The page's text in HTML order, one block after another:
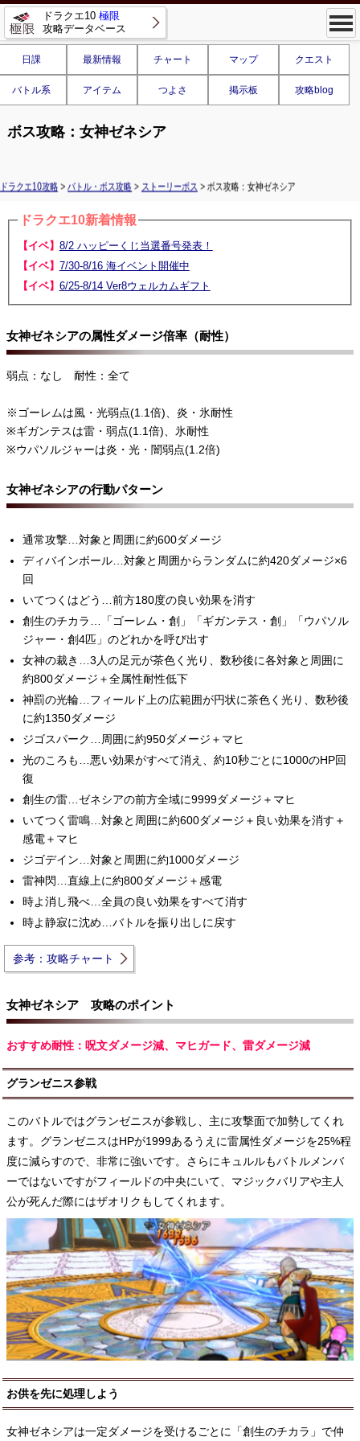
ドラクエ10 極限
攻略データベース
日課 最新情報 チャート マップ クエスト
バトル系 アイテム つよさ 掲示板 攻略blog
ボス攻略：女神ゼネシア
ドラクエ10攻略 > バトル・ボス攻略 > ストーリーボス > ボス攻略：女神ゼネシア
ドラクエ10新着情報
【イベ】 8/2 ハッピーくじ当選番号発表！
【イベ】 7/30-8/16 海イベント開催中
【イベ】 6/25-8/14 Ver8ウェルカムギフト
女神ゼネシアの属性ダメージ倍率（耐性）
弱点：なし 耐性：全て
※ゴーレムは風・光弱点(1.1倍)、炎・氷耐性
※ギガンテスは雷・弱点(1.1倍)、氷耐性
※ウパソルジャーは炎・光・闇弱点(1.2倍)
女神ゼネシアの行動パターン
通常攻撃…対象と周囲に約600ダメージ
ディバインボール…対象と周囲からランダムに約420ダメージ×6
回
いてつくはどう…前方180度の良い効果を消す
創生のチカラ…「ゴーレム・創」「ギガンテス・創」「ウパソル
ジャー・創4匹」のどれかを呼び出す
女神の裁き…3人の足元が茶色く光り、数秒後に各対象と周囲に
約800ダメージ＋全属性耐性低下
神罰の光輪…フィールド上の広範囲が円状に茶色く光り、数秒後
に約1350ダメージ
ジゴスパーク…周囲に約950ダメージ＋マヒ
光のころも…悪い効果がすべて消え、約10秒ごとに1000のHP回
復
創生の雷…ゼネシアの前方全域に9999ダメージ＋マヒ
いてつく雷鳴…対象と周囲に約600ダメージ＋良い効果を消す＋
感電＋マヒ
ジゴデイン…対象と周囲に約1000ダメージ
雷神閃…直線上に約800ダメージ＋感電
時よ消し飛べ…全員の良い効果をすべて消す
時よ静寂に沈め…バトルを振り出しに戻す
参考：攻略チャート
女神ゼネシア 攻略のポイント
おすすめ耐性：呪文ダメージ減、マヒガード、雷ダメージ減
グランゼニス参戦
このバトルではグランゼニスが参戦し、主に攻撃面で加勢してくれ
ます。グランゼニスはHPが1999あるうえに雷属性ダメージを25%程
度に減らすので、非常に強いです。さらにキュルルもバトルメンバ
ーではないですがフィールドの中央にいて、マジックバリアや主人
公が死んだ際にはザオリクもしてくれます。
お供を先に処理しよう
女神ゼネシアは一定ダメージを受けるごとに「創生のチカラ」で仲